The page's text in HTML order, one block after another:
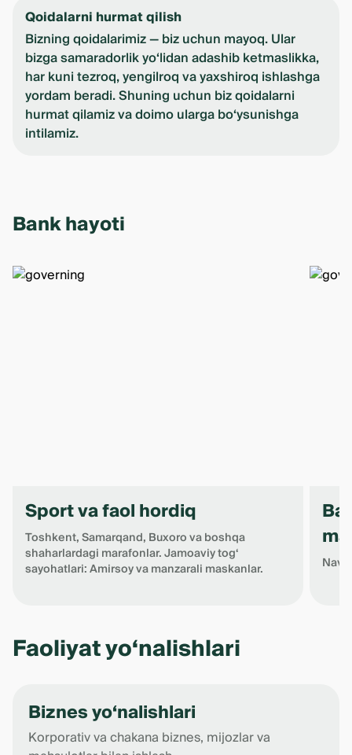
Qoidalarni hurmat qilish
Bizning qoidalarimiz — biz uchun mayoq. Ular
bizga samaradorlik yo‘lidan adashib ketmaslikka,
har kuni tezroq, yengilroq va yaxshiroq ishlashga
yordam beradi. Shuning uchun biz qoidalarni
hurmat qilamiz va doimo ularga bo‘ysunishga
intilamiz.
Bank hayoti
Sport va faol hordiq
Toshkent, Samarqand, Buxoro va boshqa
shaharlardagi marafonlar. Jamoaviy tog‘
sayohatlari: Amirsoy va manzarali maskanlar.
of
Faoliyat yo‘nalishlari
Biznes yo‘nalishlari
Korporativ va chakana biznes, mijozlar va